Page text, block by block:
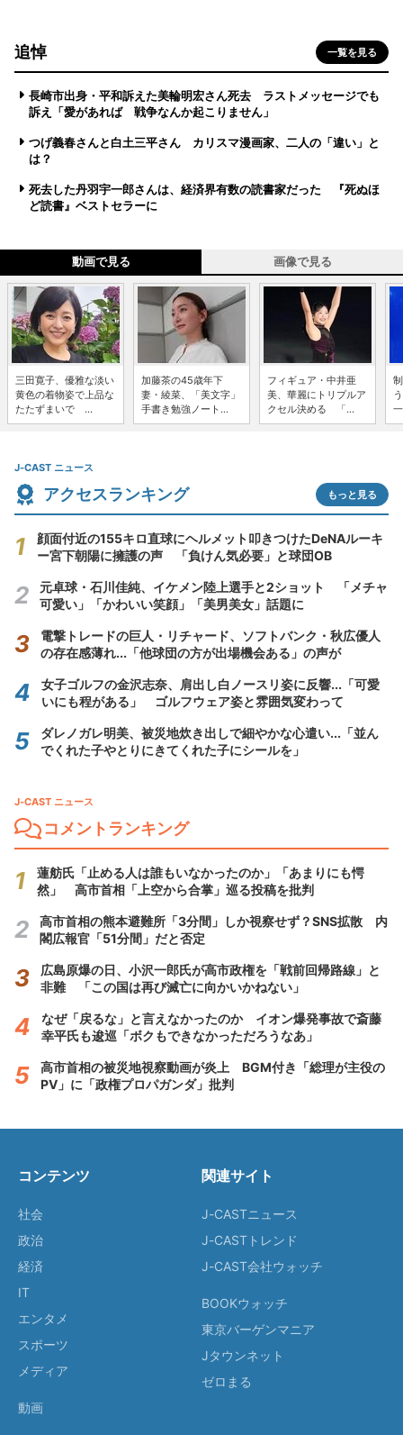
追悼 一覧を見る
長崎市出身・平和訴えた美輪明宏さん死去 ラストメッセージでも
訴え「愛があれば 戦争なんか起こりません」
つげ義春さんと白土三平さん カリスマ漫画家、二人の「違い」と
は？
死去した丹羽宇一郎さんは、経済界有数の読書家だった 『死ぬほ
ど読書』ベストセラーに
動画で見る 画像で見る
三田寛子、優雅な淡い
黄色の着物姿で上品な
たたずまいで ...
加藤茶の45歳年下
妻・綾菜、「美文字」
手書き勉強ノート...
フィギュア・中井亜
美、華麗にトリプルア
クセル決める 「...
J-CAST ニュース
アクセスランキング もっと見る
顔面付近の155キロ直球にヘルメット叩きつけたDeNAルーキ
ー宮下朝陽に擁護の声 「負けん気必要」と球団OB
元卓球・石川佳純、イケメン陸上選手と2ショット 「メチャ
可愛い」「かわいい笑顔」「美男美女」話題に
電撃トレードの巨人・リチャード、ソフトバンク・秋広優人
の存在感薄れ...「他球団の方が出場機会ある」の声が
女子ゴルフの金沢志奈、肩出し白ノースリ姿に反響...「可愛
いにも程がある」 ゴルフウェア姿と雰囲気変わって
ダレノガレ明美、被災地炊き出しで細やかな心遣い...「並ん
でくれた子やとりにきてくれた子にシールを」
J-CAST ニュース
コメントランキング
蓮舫氏「止める人は誰もいなかったのか」「あまりにも愕
然」 高市首相「上空から合掌」巡る投稿を批判
高市首相の熊本避難所「3分間」しか視察せず？SNS拡散 内
閣広報官「51分間」だと否定
広島原爆の日、小沢一郎氏が高市政権を「戦前回帰路線」と
非難 「この国は再び滅亡に向かいかねない」
なぜ「戻るな」と言えなかったのか イオン爆発事故で斎藤
幸平氏も逡巡「ボクもできなかっただろうなあ」
高市首相の被災地視察動画が炎上 BGM付き「総理が主役の
PV」に「政権プロパガンダ」批判
コンテンツ
社会
政治
経済
IT
エンタメ
スポーツ
メディア
動画
関連サイト
J-CASTニュース
J-CASTトレンド
J-CAST会社ウォッチ
BOOKウォッチ
東京バーゲンマニア
Jタウンネット
ゼロまる